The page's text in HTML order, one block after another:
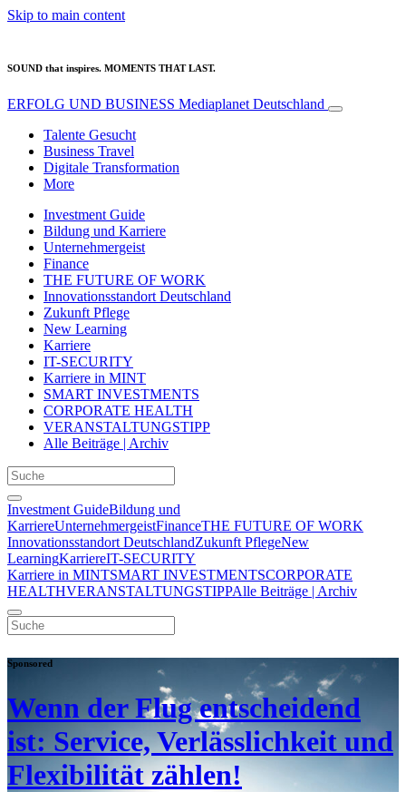
Skip to main content
SOUND that inspires. MOMENTS THAT LAST.
ERFOLG UND BUSINESS Mediaplanet Deutschland
Talente Gesucht
Business Travel
Digitale Transformation
More
Investment Guide
Bildung und Karriere
Unternehmergeist
Finance
THE FUTURE OF WORK
Innovationsstandort Deutschland
Zukunft Pflege
New Learning
Karriere
IT-SECURITY
Karriere in MINT
SMART INVESTMENTS
CORPORATE HEALTH
VERANSTALTUNGSTIPP
Alle Beiträge | Archiv
Investment GuideBildung und
KarriereUnternehmergeistFinanceTHE FUTURE OF WORK
Innovationsstandort DeutschlandZukunft PflegeNew
LearningKarriereIT-SECURITY
Karriere in MINTSMART INVESTMENTSCORPORATE
HEALTHVERANSTALTUNGSTIPPAlle Beiträge | Archiv
Sponsored
Wenn der Flug entscheidend
ist: Service, Verlässlichkeit und
Flexibilität zählen!